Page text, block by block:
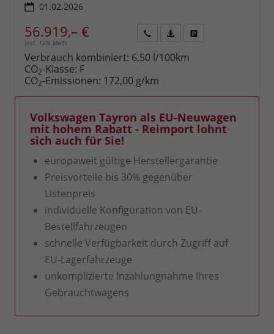
01.02.2026
56.919,– €
incl. 19% MwSt.
anfordern
Datei,
Verbrauch kombiniert: 6,50 l/100km
CO2-Klasse: F
CO2-Emissionen: 172,00 g/km
Volkswagen Tayron als EU-Neuwagen
mit hohem Rabatt - Reimport lohnt
sich auch für Sie!
europaweit gültige Herstellergarantie
Preisvorteile bis 30% gegenüber
Listenpreis
individuelle Konfiguration von EU-
Bestellfahrzeugen
schnelle Verfügbarkeit durch Zugriff auf
EU-Lagerfahrzeuge
unkomplizierte Inzahlungnahme Ihres
Gebrauchtwagens